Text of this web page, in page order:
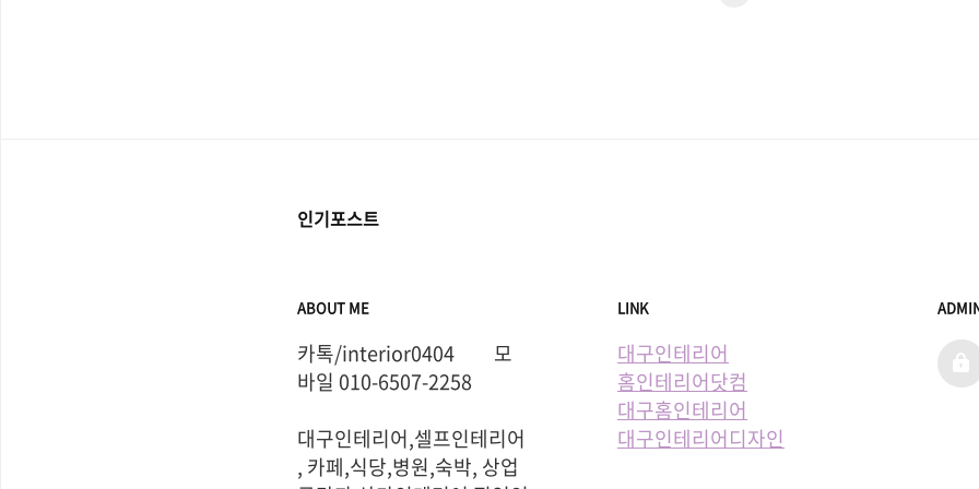
인기포스트
ABOUT ME
카톡/interior0404         모
바일 010-6507-2258
대구인테리어,셀프인테리어
, 카페,식당,병원,숙박, 상업
LINK
대구인테리어
홈인테리어닷컴
대구홈인테리어
대구인테리어디자인